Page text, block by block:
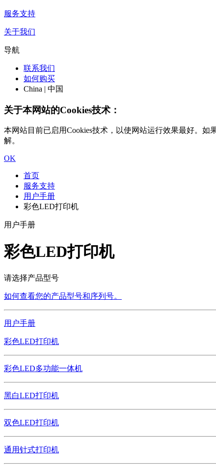
服务支持
关于我们
导航
联系我们
如何购买
China | 中国
关于本网站的Cookies技术：
本网站目前已启用Cookies技术，以使网站运行效果最好。如
解。
OK
首页
服务支持
用户手册
彩色LED打印机
用户手册
彩色LED打印机
请选择产品型号
如何查看您的产品型号和序列号。
用户手册
彩色LED打印机
彩色LED多功能一体机
黑白LED打印机
双色LED打印机
通用针式打印机